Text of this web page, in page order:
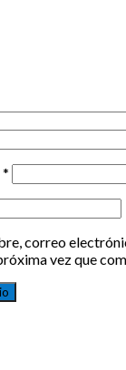
*
correo
vez que